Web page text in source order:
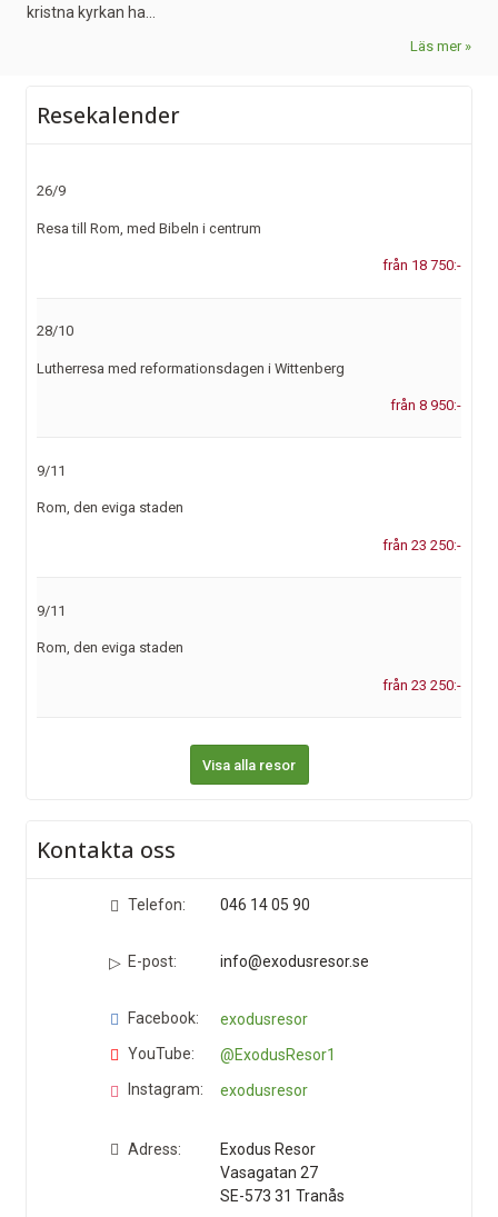
kristna kyrkan ha...
Läs mer
Resekalender
26/9
Resa till Rom, med Bibeln i centrum
från 18 750:-
28/10
Lutherresa med reformationsdagen i Wittenberg
från 8 950:-
9/11
Rom, den eviga staden
från 23 250:-
9/11
Rom, den eviga staden
från 23 250:-
Visa alla resor
Kontakta oss
Telefon: 046 14 05 90
E-post: info@exodusresor.se
Facebook:
exodusresor
YouTube:
@ExodusResor1
Instagram:
exodusresor
Adress:
Exodus Resor
Vasagatan 27
SE-573 31 Tranås